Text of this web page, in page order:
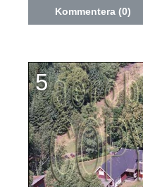
Kommentera (0)
5